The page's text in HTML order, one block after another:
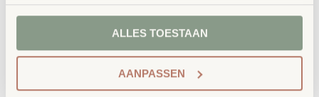
ALLES TOESTAAN
AANPASSEN
aansluit bij de behoeften van kinderen én